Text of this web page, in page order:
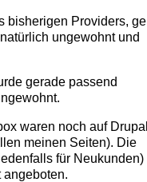
bisherigen Providers,
natürlich ungewohnt und
gerade passend
waren noch auf
meinen Seiten). Die
für Neukunden)
angeboten.